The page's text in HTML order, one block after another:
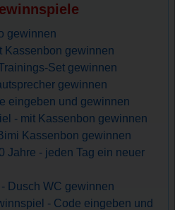
gewinnen
Kassenbon gewinnen
Set gewinnen
gewinnen
eingeben und gewinnen
- mit Kassenbon gewinnen
Kassenbon gewinnen
Jahre - jeden Tag ein neuer
Dusch WC gewinnen
- Code eingeben und